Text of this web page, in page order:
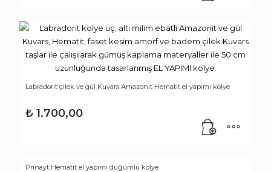
Labradorit çilek ve gül Kuvars Amazonit Hematit el yapımı kolye
₺ 1.700,00
Prinayt Hematit el yapımı düğümlü kolye